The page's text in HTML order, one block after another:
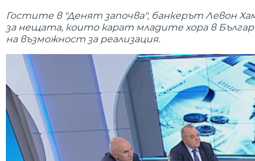
Гостите в "Денят започва", банкерът Левон
за нещата, които карат младите хора в
на възможност за реализация.